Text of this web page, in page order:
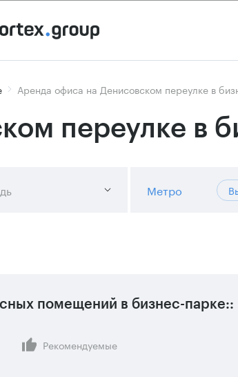
Аренда офиса на Денисовском переулке в
переулке в
Метро
помещений в бизнес-парке::
Рекомендуемые